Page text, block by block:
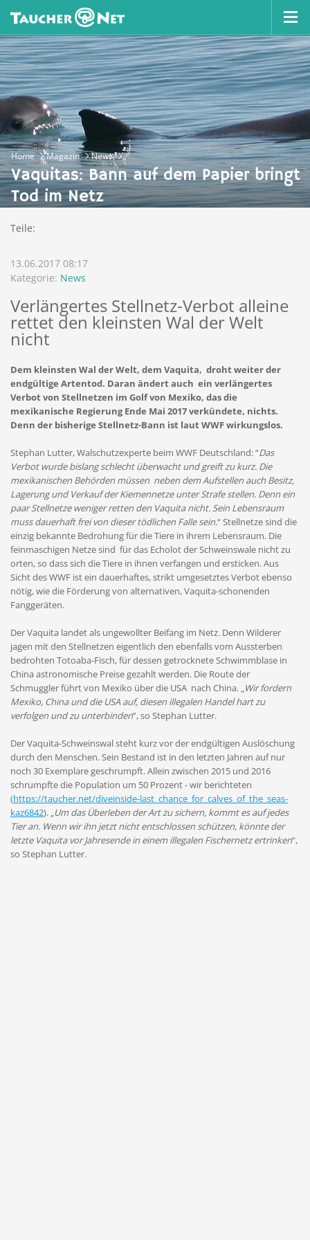
Home Magazin News
Vaquitas: Bann auf dem Papier bringt
Tod im Netz
Teile:
13.06.2017 08:17
Kategorie: News
Verlängertes Stellnetz-Verbot alleine
rettet den kleinsten Wal der Welt
nicht
Dem kleinsten Wal der Welt, dem Vaquita, droht weiter der
endgültige Artentod. Daran ändert auch ein verlängertes
Verbot von Stellnetzen im Golf von Mexiko, das die
mexikanische Regierung Ende Mai 2017 verkündete, nichts.
Denn der bisherige Stellnetz-Bann ist laut WWF wirkungslos.
Stephan Lutter, Walschutzexperte beim WWF Deutschland: “Das
Verbot wurde bislang schlecht überwacht und greift zu kurz. Die
mexikanischen Behörden müssen neben dem Aufstellen auch Besitz,
Lagerung und Verkauf der Kiemennetze unter Strafe stellen. Denn ein
paar Stellnetze weniger retten den Vaquita nicht. Sein Lebensraum
muss dauerhaft frei von dieser tödlichen Falle sein.“ Stellnetze sind die
einzig bekannte Bedrohung für die Tiere in ihrem Lebensraum. Die
feinmaschigen Netze sind für das Echolot der Schweinswale nicht zu
orten, so dass sich die Tiere in ihnen verfangen und ersticken. Aus
Sicht des WWF ist ein dauerhaftes, strikt umgesetztes Verbot ebenso
nötig, wie die Förderung von alternativen, Vaquita-schonenden
Fanggeräten.
Der Vaquita landet als ungewollter Beifang im Netz. Denn Wilderer
jagen mit den Stellnetzen eigentlich den ebenfalls vom Aussterben
bedrohten Totoaba-Fisch, für dessen getrocknete Schwimmblase in
China astronomische Preise gezahlt werden. Die Route der
Schmuggler führt von Mexiko über die USA nach China. „Wir fordern
Mexiko, China und die USA auf, diesen illegalen Handel hart zu
verfolgen und zu unterbinden”, so Stephan Lutter.
Der Vaquita-Schweinswal steht kurz vor der endgültigen Auslöschung
durch den Menschen. Sein Bestand ist in den letzten Jahren auf nur
noch 30 Exemplare geschrumpft. Allein zwischen 2015 und 2016
schrumpfte die Population um 50 Prozent - wir berichteten
(https://taucher.net/diveinside-last_chance_for_calves_of_the_seas-
kaz6842). „Um das Überleben der Art zu sichern, kommt es auf jedes
Tier an. Wenn wir ihn jetzt nicht entschlossen schützen, könnte der
letzte Vaquita vor Jahresende in einem illegalen Fischernetz ertrinken“,
so Stephan Lutter.